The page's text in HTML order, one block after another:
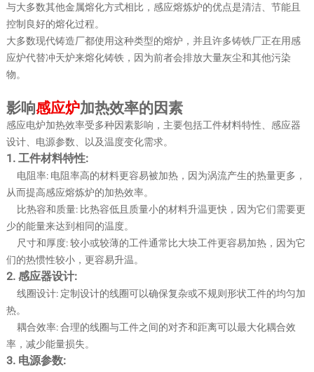
与大多数其他金属熔化方式相比，感应熔炼炉的优点是清洁、节能且
控制良好的熔化过程。
大多数现代铸造厂都使用这种类型的熔炉，并且许多铸铁厂正在用感
应炉代替冲天炉来熔化铸铁，因为前者会排放大量灰尘和其他污染
物。
影响感应炉加热效率的因素
感应电炉加热效率受多种因素影响，主要包括工件材料特性、感应器
设计、电源参数、以及温度变化需求。
1. 工件材料特性:
电阻率: 电阻率高的材料更容易被加热，因为涡流产生的热量更多，
从而提高感应熔炼炉的加热效率。
比热容和质量: 比热容低且质量小的材料升温更快，因为它们需要更
少的能量来达到相同的温度。
尺寸和厚度: 较小或较薄的工件通常比大块工件更容易加热，因为它
们的热惯性较小，更容易升温。
2. 感应器设计:
线圈设计: 定制设计的线圈可以确保复杂或不规则形状工件的均匀加
热。
耦合效率: 合理的线圈与工件之间的对齐和距离可以最大化耦合效
率，减少能量损失。
3. 电源参数: